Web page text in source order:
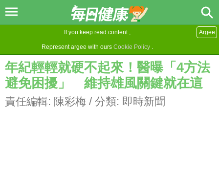
If you keep read content ,
Represent argee with ours Cookie Policy .
Argee
年紀輕輕就硬不起來！醫曝「4方法
避免困擾」 維持雄風關鍵就在這
責任編輯: 陳彩梅 / 分類: 即時新聞